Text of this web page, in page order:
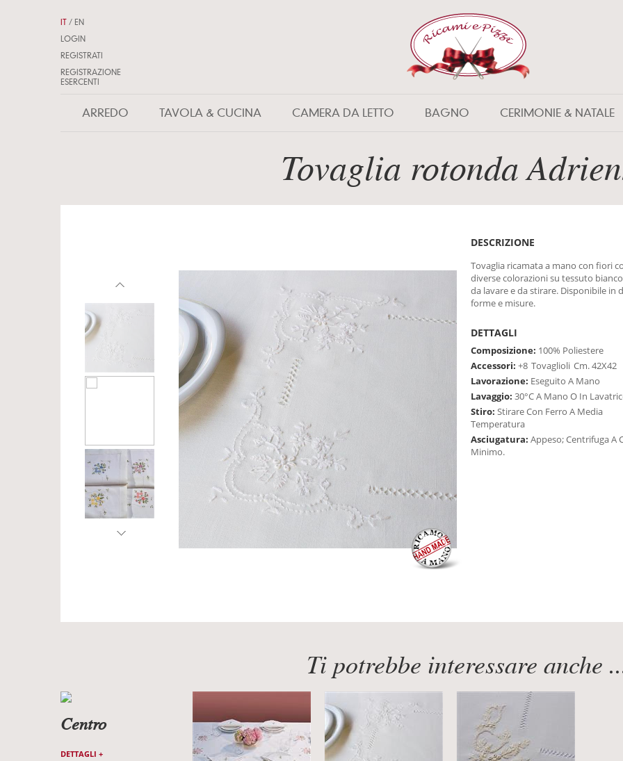
ARREDO TAVOLA & CUCINA CAMERA DA LETTO BAGNO CERIMONIE & NATALE
IT / EN
LOGIN
REGISTRATI
REGISTRAZIONE
ESERCENTI
Tovaglia rotonda
DESCRIZIONE
Tovaglia ricamata a mano con fiori
diverse colorazioni su tessuto
da lavare e da stirare. Disponibile in
forme e misure.
DETTAGLI
Composizione: 100% Poliestere
Accessori: +8 Tovaglioli Cm. 42X42
Lavorazione: Eseguito A Mano
Lavaggio: 30°C A Mano O In
Stiro: Stirare Con Ferro A Media
Temperatura
Asciugatura: Appeso; Centrifuga A
Minimo.
Ti potrebbe interessare anche
Centro
DETTAGLI +